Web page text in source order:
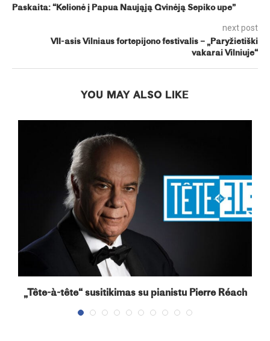
Paskaita: “Kelionė į Papua Naująją Gvinėją Sepiko upe”
next post
VII-asis Vilniaus fortepijono festivalis – „Paryžietiški
vakarai Vilniuje“
YOU MAY ALSO LIKE
„Tête-à-tête“ susitikimas su pianistu Pierre Réach